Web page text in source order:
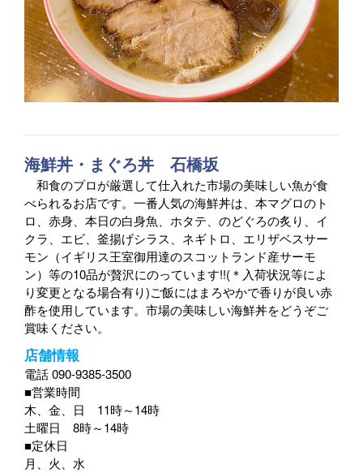
海鮮丼・まぐろ丼 石橋坂
和食のプロが厳選して仕入れた市場の美味しい魚が食
べられるお店です。一番人気の海鮮丼は、本マグロのト
ロ、赤身、本日の白身魚、ホタテ、のどぐろの炙り、イ
クラ、エビ、釜揚げシラス、ネギトロ、エリザベスサー
モン（イギリス王室御用達のスコットランド産サーモ
ン）等の10品が贅沢にのっています!!(＊入荷状況等によ
り変更となる場合有り)ご飯にはまろやかで香りが良い赤
酢を使用しています。市場の美味しい海鮮丼をどうぞご
賞味ください。
店舗情報
電話 090-9385-3500
■営業時間
木、金、日 11時～14時
土曜日 8時～14時
■定休日
月、火、水